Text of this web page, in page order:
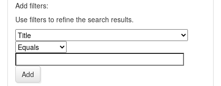
Add filters:
Use filters to refine the search results.